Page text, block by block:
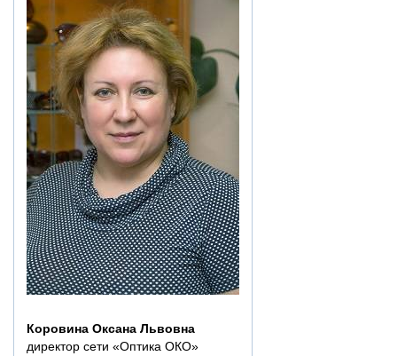
написать нам как проехать
Коровина Оксана Львовна
директор сети «Оптика ОКО»